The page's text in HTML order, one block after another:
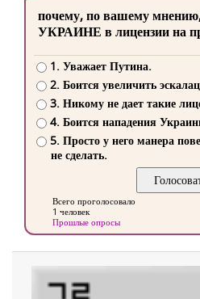
почему, по вашему
УКРАИНЕ в лицензии на
1. Уважает Путина.
2. Боится увеличить
3. Никому не дает такие
4. Боится нападения
5. Просто у него манера
не сделать.
Всего проголосовало
1 человек
Прошлые опросы